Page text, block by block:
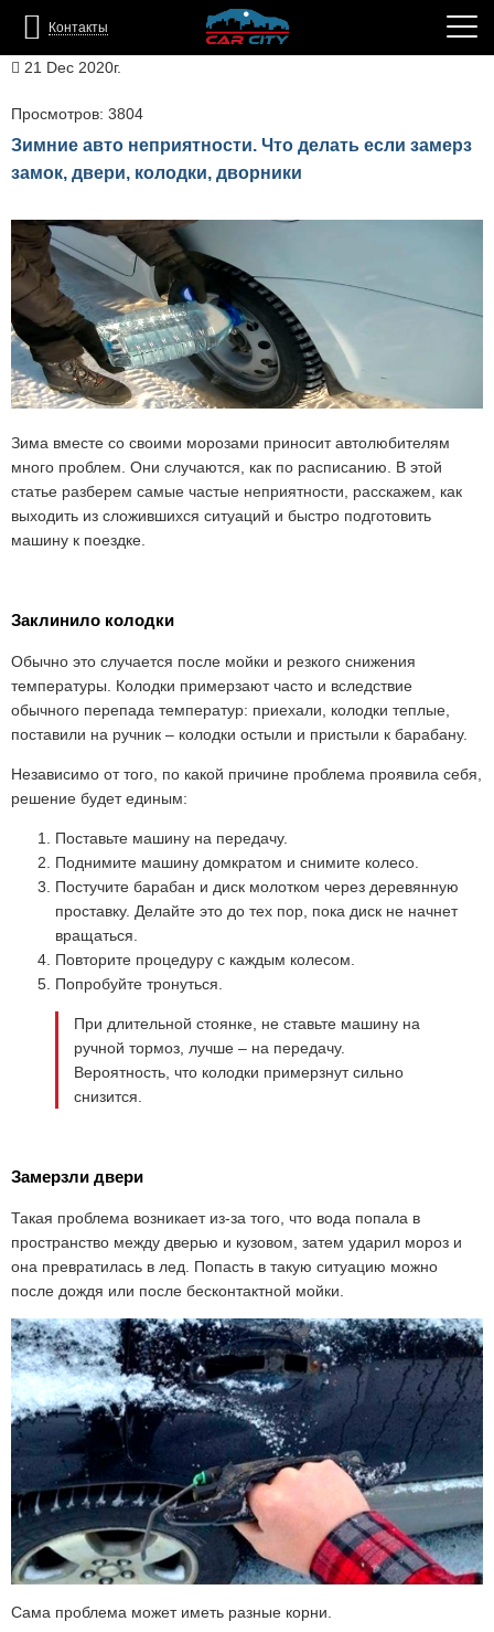
Контакты
21 Dec 2020г.
Просмотров: 3804
Зимние авто неприятности. Что делать если замерз
замок, двери, колодки, дворники
Зима вместе со своими морозами приносит автолюбителям
много проблем. Они случаются, как по расписанию. В этой
статье разберем самые частые неприятности, расскажем, как
выходить из сложившихся ситуаций и быстро подготовить
машину к поездке.
Заклинило колодки
Обычно это случается после мойки и резкого снижения
температуры. Колодки примерзают часто и вследствие
обычного перепада температур: приехали, колодки теплые,
поставили на ручник – колодки остыли и пристыли к барабану.
Независимо от того, по какой причине проблема проявила себя,
решение будет единым:
Поставьте машину на передачу.
Поднимите машину домкратом и снимите колесо.
Постучите барабан и диск молотком через деревянную
проставку. Делайте это до тех пор, пока диск не начнет
вращаться.
Повторите процедуру с каждым колесом.
Попробуйте тронуться.
При длительной стоянке, не ставьте машину на
ручной тормоз, лучше – на передачу.
Вероятность, что колодки примерзнут сильно
снизится.
Замерзли двери
Такая проблема возникает из-за того, что вода попала в
пространство между дверью и кузовом, затем ударил мороз и
она превратилась в лед. Попасть в такую ситуацию можно
после дождя или после бесконтактной мойки.
Сама проблема может иметь разные корни.